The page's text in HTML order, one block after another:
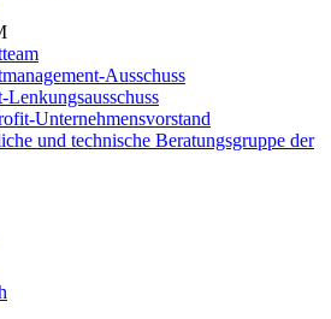
Ausschuss
Unternehmensvorstand
und technische Beratungsgruppe der